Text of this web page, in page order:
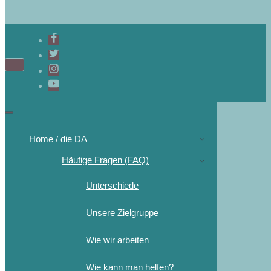
Navigations-
Navigations-
Home / die DA
Häufige Fragen (FAQ)
Unterschiede
Unsere Zielgruppe
Wie wir arbeiten
Wie kann man helfen?